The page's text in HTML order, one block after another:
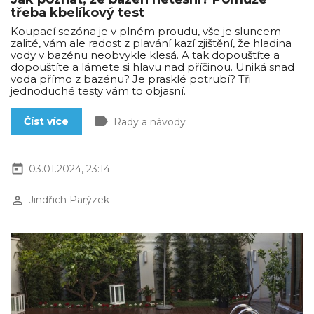
třeba kbelíkový test
Koupací sezóna je v plném proudu, vše je sluncem
zalité, vám ale radost z plavání kazí zjištění, že hladina
vody v bazénu neobvykle klesá. A tak dopouštíte a
dopouštíte a lámete si hlavu nad příčinou. Uniká snad
voda přímo z bazénu? Je prasklé potrubí? Tři
jednoduché testy vám to objasní.
Číst více label Rady a návody
today 03.01.2024, 23:14
perm_identity Jindřich Parýzek